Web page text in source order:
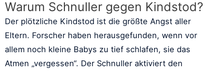
Warum Schnuller gegen Kindstod?
Der plötzliche Kindstod ist die größte Angst aller
Eltern. Forscher haben herausgefunden, wenn vor
allem noch kleine Babys zu tief schlafen, sie das
Atmen „vergessen“. Der Schnuller aktiviert den